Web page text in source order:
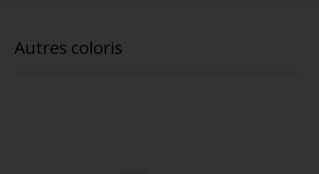
Autres coloris